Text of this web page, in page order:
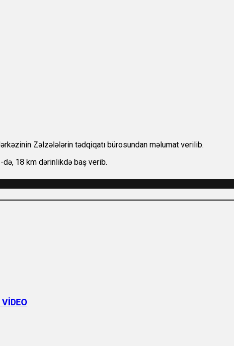
Zəlzələlərin tədqiqatı bürosundan məlumat verilib.
18 km dərinlikdə baş verib.